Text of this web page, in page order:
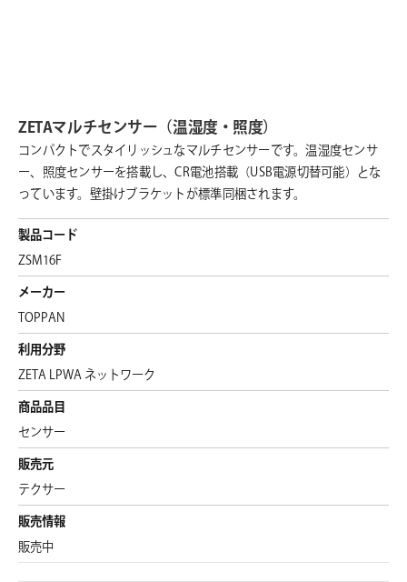
ZETAマルチセンサー（温湿度・照度）
コンパクトでスタイリッシュなマルチセンサーです。温湿度センサ
ー、照度センサーを搭載し、CR電池搭載（USB電源切替可能）とな
っています。壁掛けブラケットが標準同梱されます。
製品コード
ZSM16F
メーカー
TOPPAN
利用分野
ZETA LPWA ネットワーク
商品品目
センサー
販売元
テクサー
販売情報
販売中